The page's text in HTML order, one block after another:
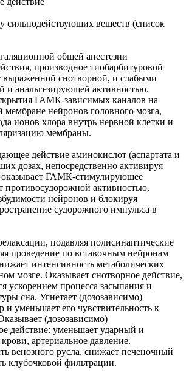
сильнодействующих веществ (список
общей анестезии
производное тиобарбитуровой
выраженной снотворной, и слабыми
и анальгезирующей активностью.
ГАМК-зависимых каналов на
мембране нейронов головного мозга,
ионов хлора внутрь нервной клетки и
мембраны.
действие аминокислот (аспартата и
дозах, непосредственно активируя
ГАМК-стимулирующее
противосудорожной активностью,
нейронов и блокируя
судорожного импульса в
подавляя полисинаптические
проведение по вставочным нейронам
интенсивность метаболических
мозге. Оказывает снотворное действие,
ускорением процесса засыпания и
сна. Угнетает (дозозависимо)
и уменьшает его чувствительность к
(дозозависимо)
действие: уменьшает ударный и
артериальное давление.
венозного русла, снижает печеночный
клубочковой фильтрации.